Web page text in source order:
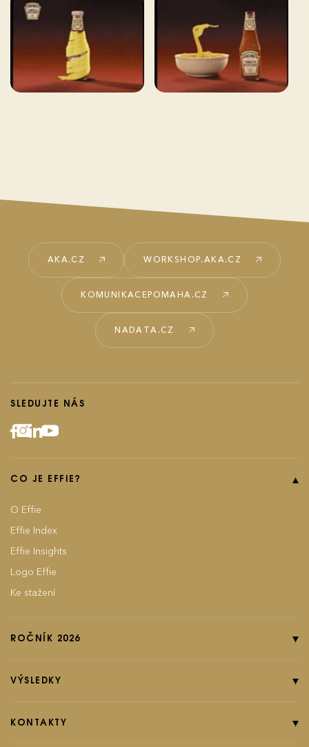
AKA.CZ WORKSHOP.AKA.CZ
KOMUNIKACEPOMAHA.CZ
NADATA.CZ
SLEDUJTE NÁS
CO JE EFFIE?
O Effie
Effie Index
Effie Insights
Logo Effie
Ke stažení
ROČNÍK 2026
Pravidla soutěže
Poplatky
VÝSLEDKY
Ročník 2024
KONTAKTY